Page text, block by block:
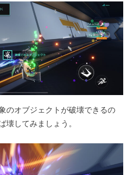
のオブジェクトが破壊できるの
壊してみましょう。